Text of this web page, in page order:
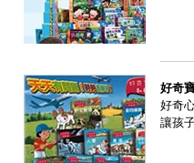
好奇
好奇
讓孩